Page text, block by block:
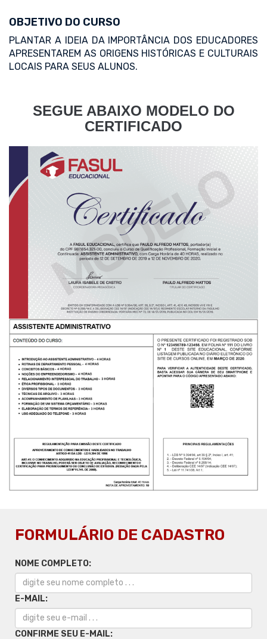
OBJETIVO DO CURSO
PLANTAR A IDEIA DA IMPORTÂNCIA DOS EDUCADORES
APRESENTAREM AS ORIGENS HISTÓRICAS E CULTURAIS
LOCAIS PARA SEUS ALUNOS.
SEGUE ABAIXO MODELO DO
CERTIFICADO
FORMULÁRIO DE CADASTRO
NOME COMPLETO:
E-MAIL:
CONFIRME SEU E-MAIL: